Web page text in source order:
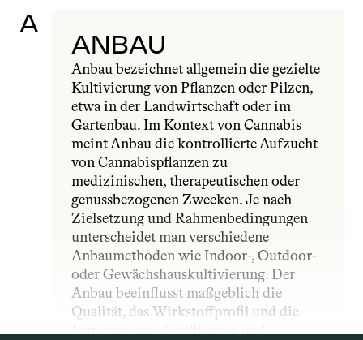
A
ANBAU
Anbau bezeichnet allgemein die gezielte
Kultivierung von Pflanzen oder Pilzen,
etwa in der Landwirtschaft oder im
Gartenbau. Im Kontext von Cannabis
meint Anbau die kontrollierte Aufzucht
von Cannabispflanzen zu
medizinischen, therapeutischen oder
genussbezogenen Zwecken. Je nach
Zielsetzung und Rahmenbedingungen
unterscheidet man verschiedene
Anbaumethoden wie Indoor-, Outdoor-
oder Gewächshauskultivierung. Der
Anbau beeinflusst maßgeblich die
Qualität, das Wirkstoffprofil und die
Ertragsmenge der Pflanzen und